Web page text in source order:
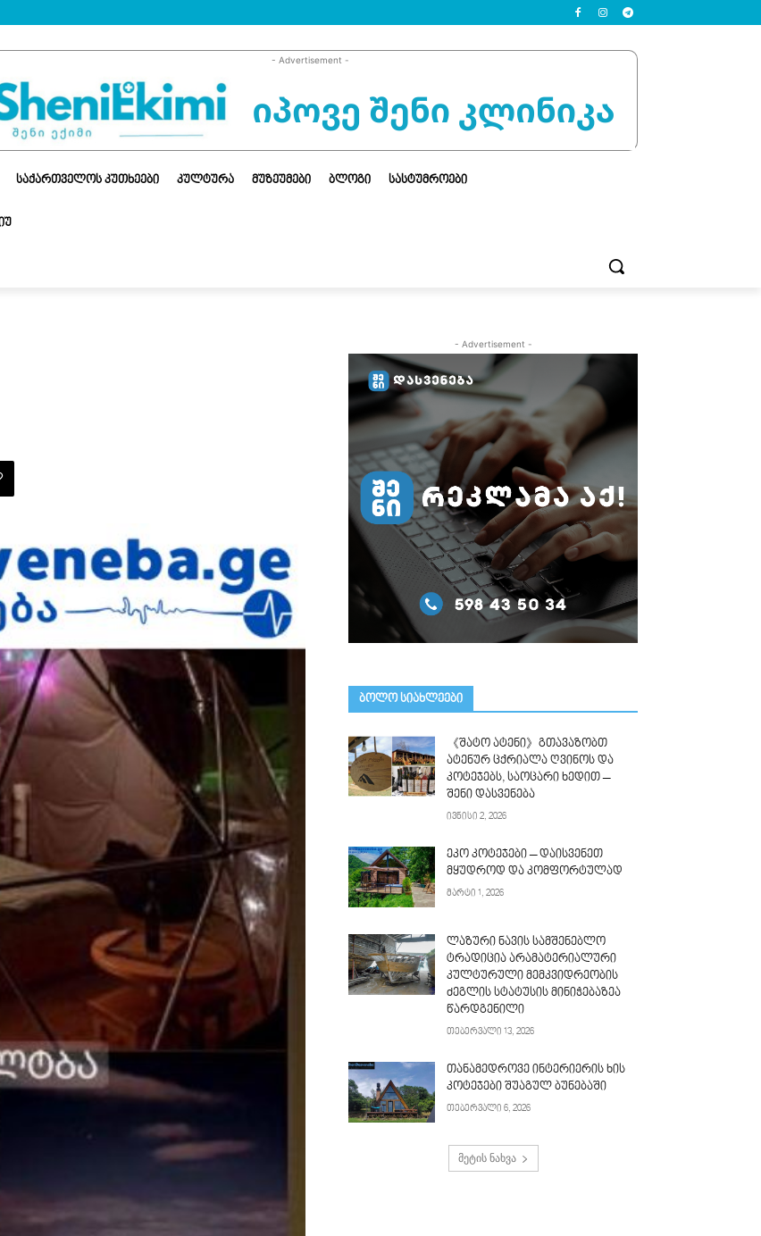
- Advertisement -
ᲡᲐᲥᲐᲠᲗᲕᲔᲚᲝᲡ ᲙᲣᲗᲮᲔᲔᲑᲘ ᲙᲣᲚᲢᲣᲠᲐ ᲛᲣᲖᲔᲣᲛᲔᲑᲘ ᲑᲚᲝᲒᲘ ᲡᲐᲡᲢᲣᲛᲠᲝᲔᲑᲘ
- Advertisement -
ᲑᲝᲚᲝ ᲡᲘᲐᲮᲚᲔᲔᲑᲘ
《შატო ატენი》გთავაზობთ
ატენურ ცქრიალა ღვინოს და
კოტეჯებს, საოცარი ხედით –
შენი დასვენება
ივნისი 2, 2026
ეკო კოტეჯები – დაისვენეთ
მყუდროდ და კომფორტულად
მარტი 1, 2026
ლაზური ნავის სამშენებლო
ტრადიცია არამატერიალური
კულტურული მემკვიდრეობის
ძეგლის სტატუსის მინიჭებაზეა
წარდგენილი
თებერვალი 13, 2026
თანამედროვე ინტერიერის ხის
კოტეჯები შუაგულ ბუნებაში
თებერვალი 6, 2026
მეტის ნახვა